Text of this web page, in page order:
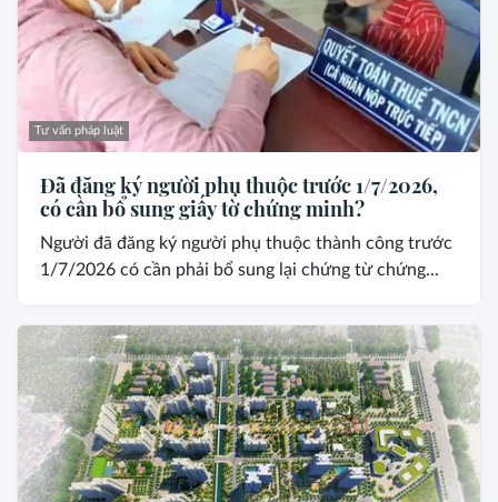
Tư vấn pháp luật
Đã đăng ký người phụ thuộc trước 1/7/2026,
có cần bổ sung giấy tờ chứng minh?
Người đã đăng ký người phụ thuộc thành công trước
1/7/2026 có cần phải bổ sung lại chứng từ chứng...